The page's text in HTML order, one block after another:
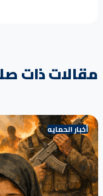
مقالات ذات
أخبار الحمايه